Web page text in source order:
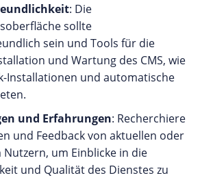
: Die
sollte
sein und Tools für die
und Wartung des CMS, wie
Installationen und automatische
und Erfahrungen: Recherchiere
und Feedback von aktuellen oder
Nutzern, um Einblicke in die
und Qualität des Dienstes zu